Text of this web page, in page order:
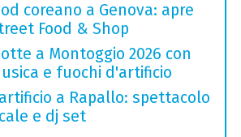
coreano a Genova: apre
Food & Shop
a Montoggio 2026 con
e fuochi d'artificio
a Rapallo: spettacolo
e dj set